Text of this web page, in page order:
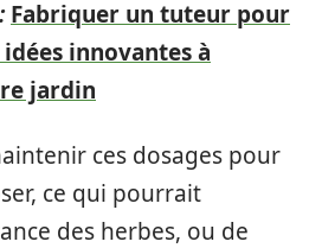
Fabriquer un tuteur pour
innovantes à
jardin
ces dosages pour
ce qui pourrait
des herbes, ou de